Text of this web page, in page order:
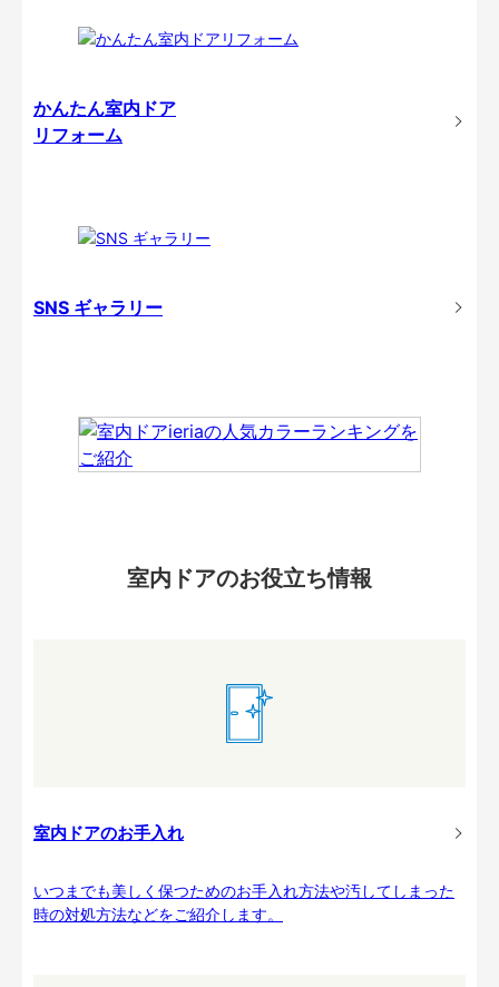
かんたん室内ドア
リフォーム
SNS ギャラリー
室内ドアのお役立ち情報
室内ドアのお手入れ
いつまでも美しく保つためのお手入れ方法や汚してしまった
時の対処方法などをご紹介します。